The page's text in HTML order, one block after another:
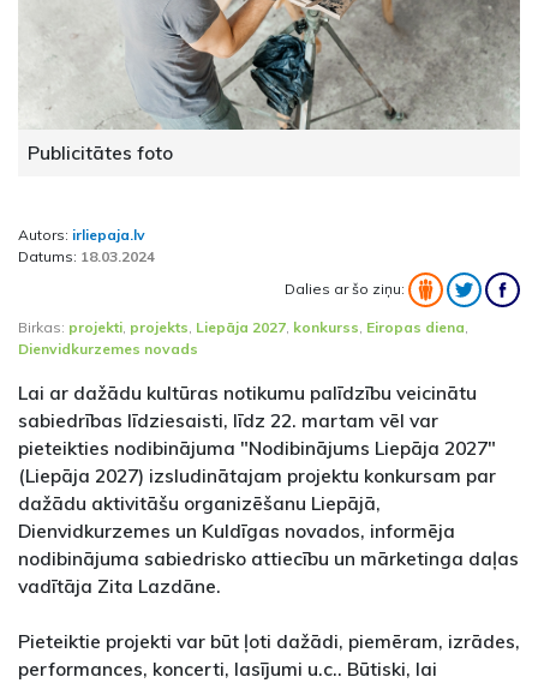
Publicitātes foto
Autors: irliepaja.lv
Datums: 18.03.2024
Dalies ar šo ziņu:
Birkas: projekti, projekts, Liepāja 2027, konkurss, Eiropas diena,
Dienvidkurzemes novads
Lai ar dažādu kultūras notikumu palīdzību veicinātu
sabiedrības līdziesaisti, līdz 22. martam vēl var
pieteikties nodibinājuma "Nodibinājums Liepāja 2027"
(Liepāja 2027) izsludinātajam projektu konkursam par
dažādu aktivitāšu organizēšanu Liepājā,
Dienvidkurzemes un Kuldīgas novados, informēja
nodibinājuma sabiedrisko attiecību un mārketinga daļas
vadītāja Zita Lazdāne.
Pieteiktie projekti var būt ļoti dažādi, piemēram, izrādes,
performances, koncerti, lasījumi u.c.. Būtiski, lai